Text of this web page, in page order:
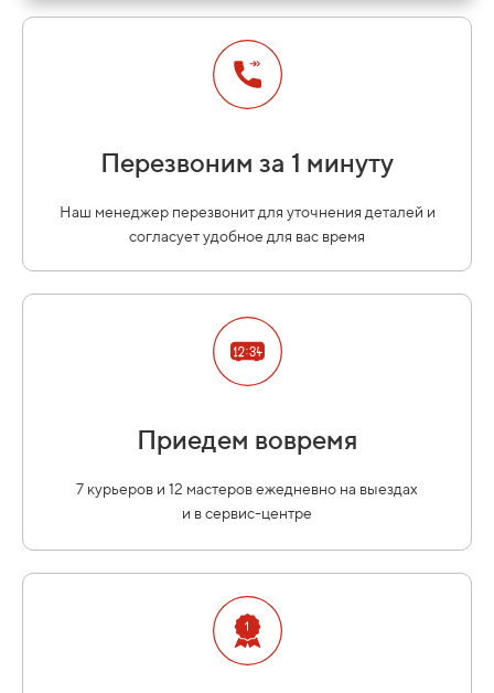
Перезвоним за 1 минуту
Наш менеджер перезвонит для уточнения деталей и
согласует удобное для вас время
Приедем вовремя
7 курьеров и 12 мастеров ежедневно на выездах
и в сервис-центре